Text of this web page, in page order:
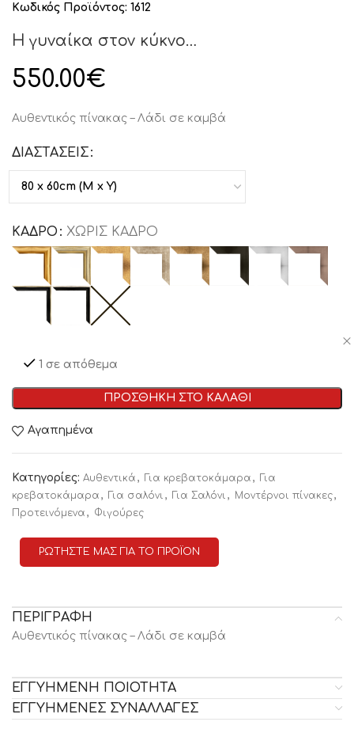
Κωδικός Προϊόντος: 1612
Η γυναίκα στον κύκνο…
550.00€
Αυθεντικός πίνακας – Λάδι σε καμβά
ΔΙΑΣΤΑΣΕΙΣ
ΚΑΔΡΟ ΧΩΡΙΣ ΚΑΔΡΟ
1 σε απόθεμα
ΠΡΟΣΘΗΚΗ ΣΤΟ ΚΑΛΑΘΙ
Αγαπημένα
Κατηγορίες: Αυθεντικά , Για κρεβατοκάμαρα , Για
κρεβατοκάμαρα , Για σαλόνι , Για Σαλόνι , Μοντέρνοι πίνακες,
Προτεινόμενα , Φιγούρες
ΡΩΤΗΣΤΕ ΜΑΣ ΓΙΑ ΤΟ ΠΡΟΪΟΝ
ΠΕΡΙΓΡΑΦΗ
Αυθεντικός πίνακας – Λάδι σε καμβά
ΕΓΓΥΗΜΕΝΗ ΠΟΙΟΤΗΤΑ
ΕΓΓΥΗΜΕΝΕΣ ΣΥΝΑΛΛΑΓΕΣ